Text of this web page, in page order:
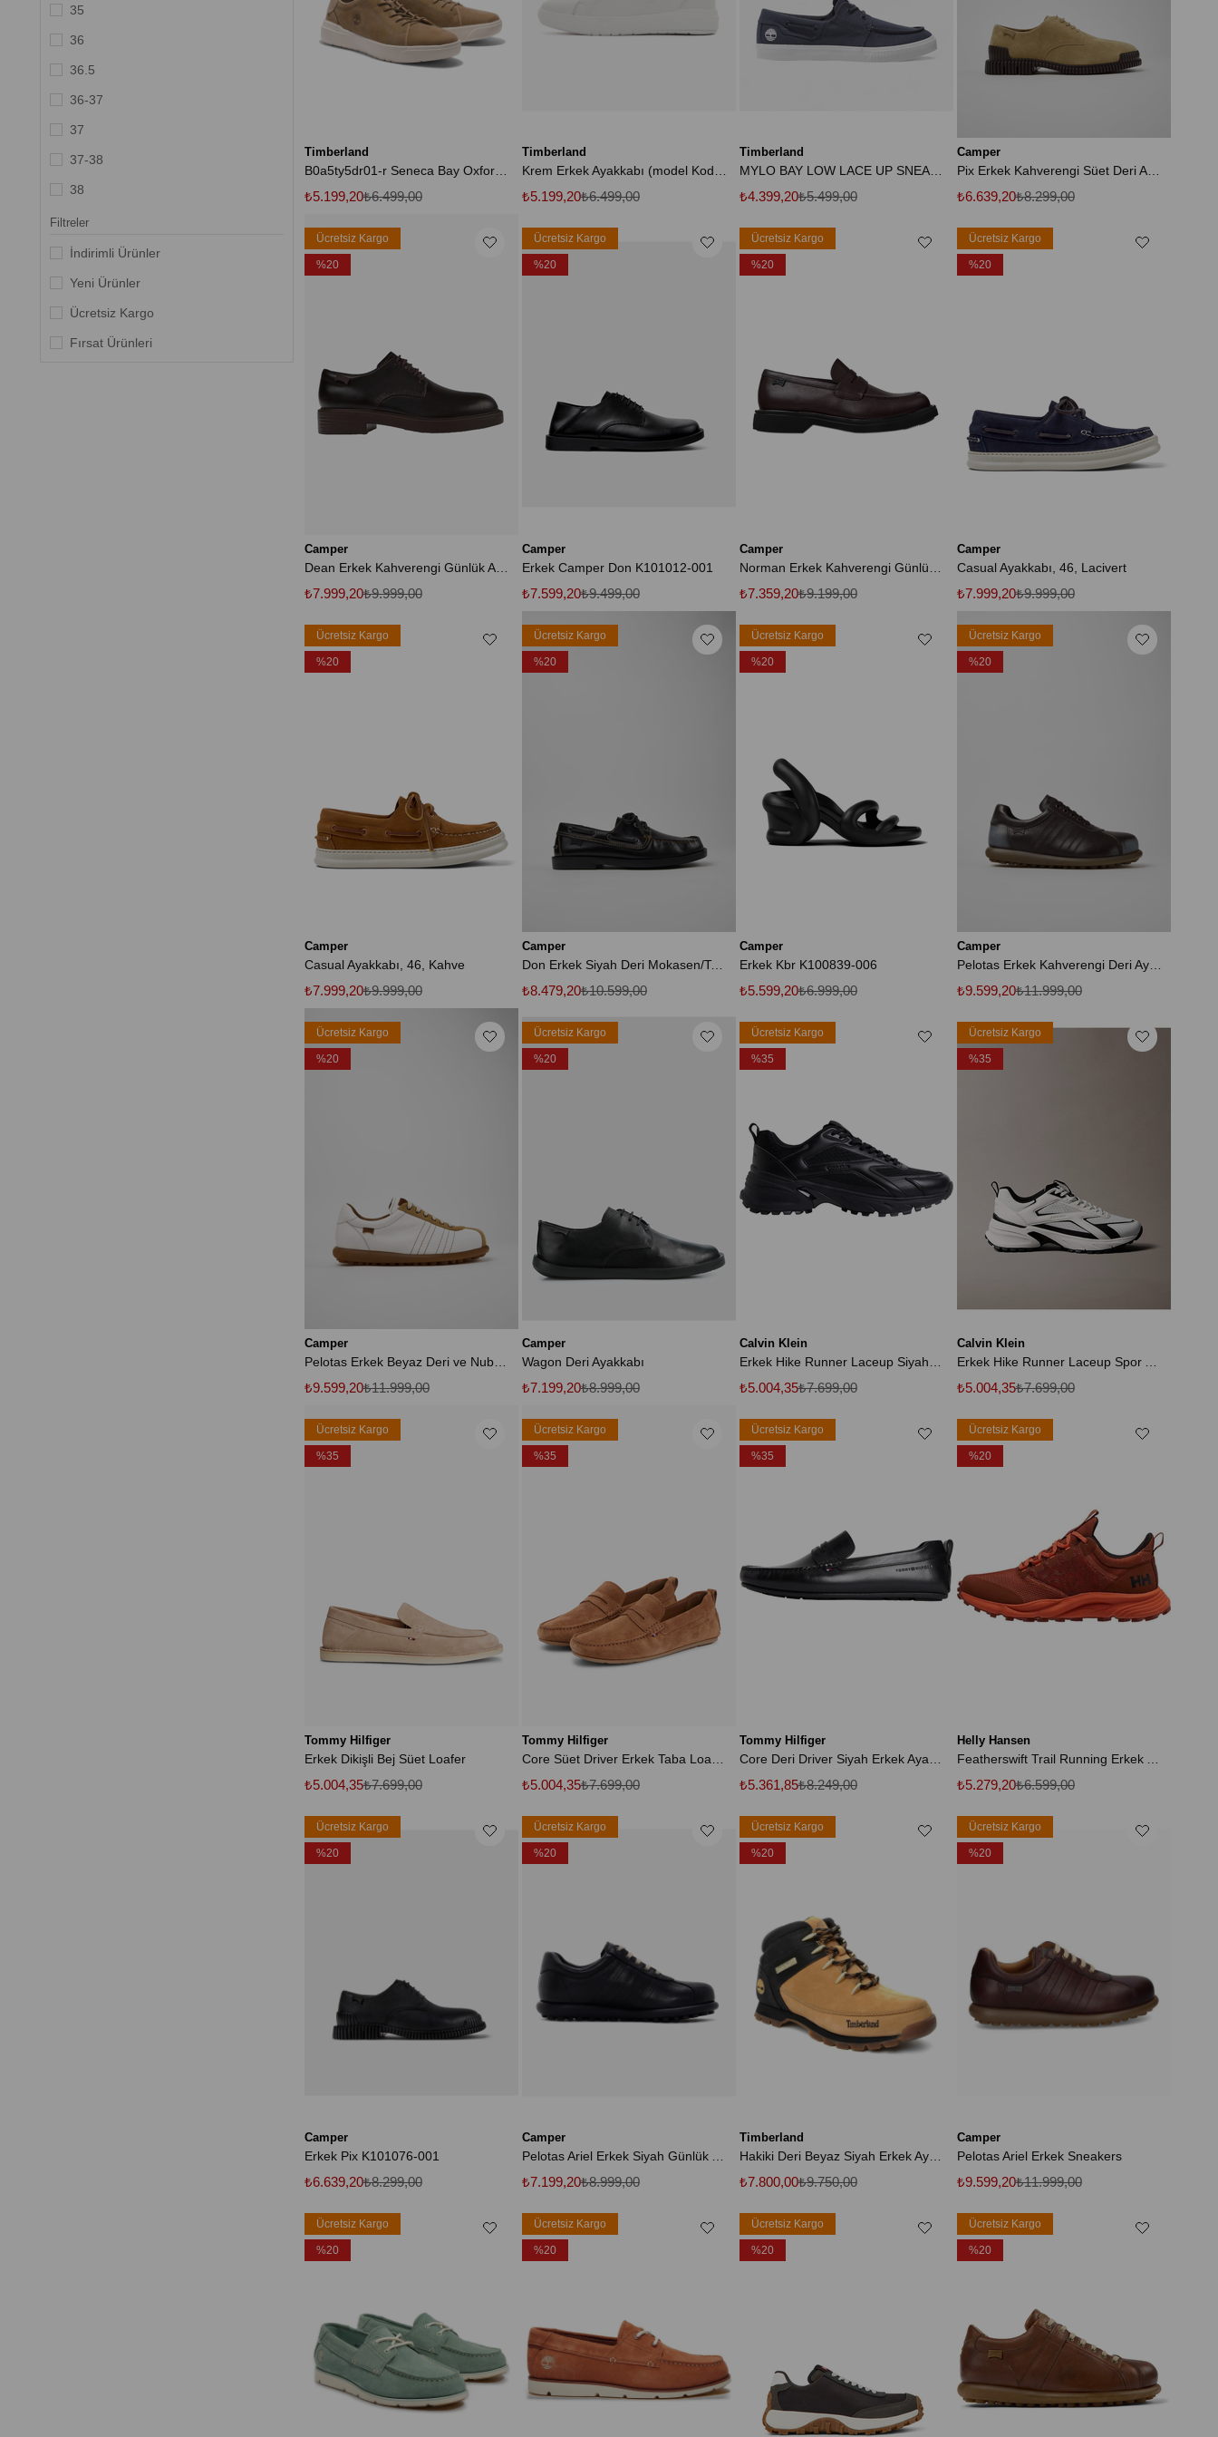
Koyu Yeşil
Slate Green/Olive Night/Black
Lacivert
35
36
36.5
36-37
37
37-38
38
38.5
38-39
39
39.5
39-40
Filtreler
İndirimli Ürünler
Yeni Ürünler
Ücretsiz Kargo
Fırsat Ürünleri
Timberland
B0a5ty5dr01-r Seneca Bay Oxford Erkek Spor Ayakkabı Kahve
₺5.199,20₺6.499,00
Timberland
₺5.199,20₺6.499,00
Timberland
MYLO BAY LOW LACE UP SNEAKER Erkek Lacivert Günlük Ayakkabı TB0A2NWAEP41
₺4.399,20₺5.499,00
Camper
Pix Erkek Kahverengi Süet Deri Ayakkabı
₺6.639,20₺8.299,00
Camper
Dean Erkek Kahverengi Günlük Ayakkabı K100979-002
₺7.999,20₺9.999,00
Ücretsiz Kargo
%20
Camper
Erkek Camper Don K101012-001
₺7.599,20₺9.499,00
Ücretsiz Kargo
%20
Camper
₺7.359,20₺9.199,00
Ücretsiz Kargo
%20
Camper
Casual Ayakkabı, 46, Lacivert
₺7.999,20₺9.999,00
Ücretsiz Kargo
%20
Camper
Casual Ayakkabı, 46, Kahve
₺7.999,20₺9.999,00
Ücretsiz Kargo
%20
Camper
Don Erkek Siyah Deri Mokasen/Tekne Ayakkabısı
₺8.479,20₺10.599,00
Ücretsiz Kargo
%20
Camper
Erkek Kbr K100839-006
₺5.599,20₺6.999,00
Ücretsiz Kargo
%20
Camper
Pelotas Erkek Kahverengi Deri Ayakkabı
₺9.599,20₺11.999,00
Ücretsiz Kargo
%20
Camper
Pelotas Erkek Beyaz Deri ve Nubuk Ayakkabı
₺9.599,20₺11.999,00
Ücretsiz Kargo
%20
Camper
Wagon Deri Ayakkabı
₺7.199,20₺8.999,00
Ücretsiz Kargo
%20
Calvin Klein
₺5.004,35₺7.699,00
Ücretsiz Kargo
%35
Calvin Klein
₺5.004,35₺7.699,00
Ücretsiz Kargo
%35
Tommy Hilfiger
Erkek Dikişli Bej Süet Loafer
₺5.004,35₺7.699,00
Ücretsiz Kargo
%35
Tommy Hilfiger
₺5.004,35₺7.699,00
Ücretsiz Kargo
%35
Tommy Hilfiger
₺5.361,85₺8.249,00
Ücretsiz Kargo
%35
Helly Hansen
₺5.279,20₺6.599,00
Ücretsiz Kargo
%20
Camper
Erkek Pix K101076-001
₺6.639,20₺8.299,00
Ücretsiz Kargo
%20
Camper
₺7.199,20₺8.999,00
Ücretsiz Kargo
%20
Timberland
Hakiki Deri Beyaz Siyah Erkek Ayakkabı 2Tblm2017024_Wb5
₺7.800,00₺9.750,00
Ücretsiz Kargo
%20
Camper
Pelotas Ariel Erkek Sneakers
₺9.599,20₺11.999,00
Ücretsiz Kargo
%20
Ücretsiz Kargo
%20
Ücretsiz Kargo
%20
Ücretsiz Kargo
%20
Ücretsiz Kargo
%20